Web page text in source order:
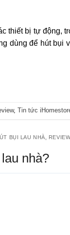
thiết bị tự động,
dùng để hút bụi
, Tin tức
BỤI LAU NHÀ
nhà?